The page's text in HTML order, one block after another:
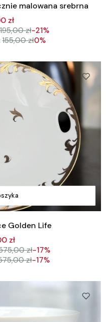
malowana srebrna
zł
195,00 zł-21%
155,00 zł0%
Golden Life
zł
zł-17%
zł-17%